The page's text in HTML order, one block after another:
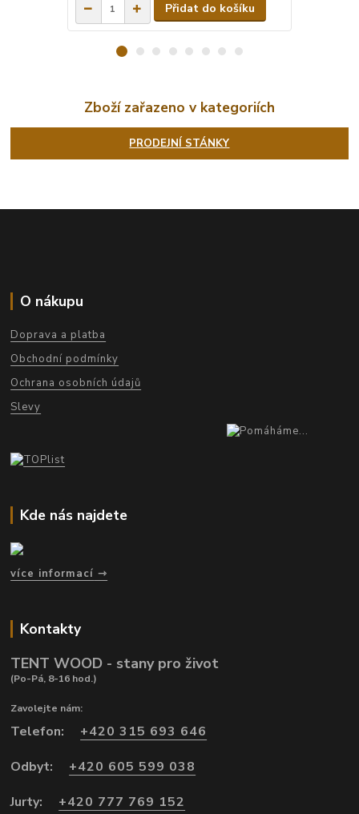
Přidat do košíku
Zboží zařazeno v kategoriích
PRODEJNÍ STÁNKY
O nákupu
Doprava a platba
Obchodní podmínky
Ochrana osobních údajů
Slevy
Kde nás najdete
více informací
Kontakty
TENT WOOD - stany pro život
(Po-Pá, 8-16 hod.)
Zavolejte nám:
Telefon:
+420 315 693 646
Odbyt:
+420 605 599 038
Jurty:
+420 777 769 152